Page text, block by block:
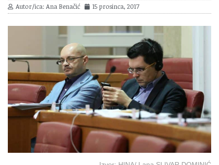
Autor/ica: Ana Benačić 15 prosinca, 2017